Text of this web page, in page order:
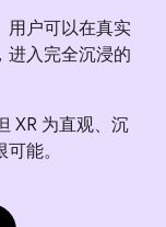
用户可以在真实
进入完全沉浸的
XR 为直观、沉
能。